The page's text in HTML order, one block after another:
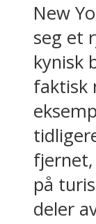
New
seg et
kynisk
faktisk
på
deler